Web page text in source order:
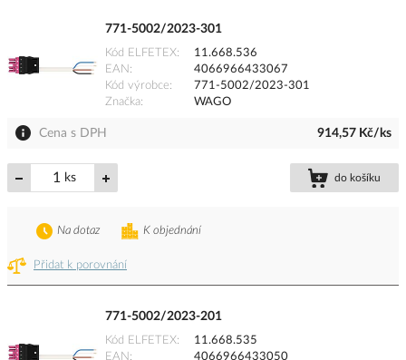
771-5002/2023-301
Kód ELFETEX
11.668.536
EAN
4066966433067
Kód výrobce
771-5002/2023-301
Značka
WAGO
Cena s DPH 914,57 Kč/ks
ks do košíku
Přidat k porovnání
K objednání
Na dotaz
771-5002/2023-201
Kód ELFETEX
11.668.535
EAN
4066966433050